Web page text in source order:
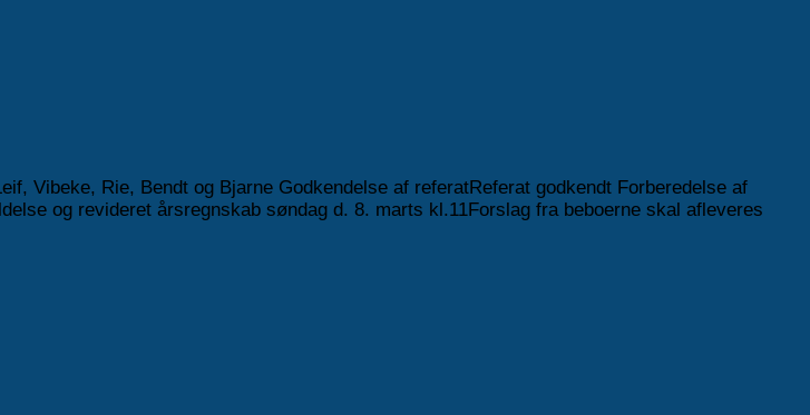
Vibeke, Rie, Bendt og Bjarne Godkendelse af referatReferat godkendt Forberedelse af
og revideret årsregnskab søndag d. 8. marts kl.11Forslag fra beboerne skal afleveres